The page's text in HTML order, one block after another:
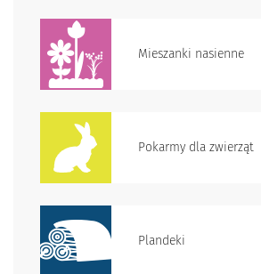
Mieszanki nasienne
Pokarmy dla zwierząt
Plandeki